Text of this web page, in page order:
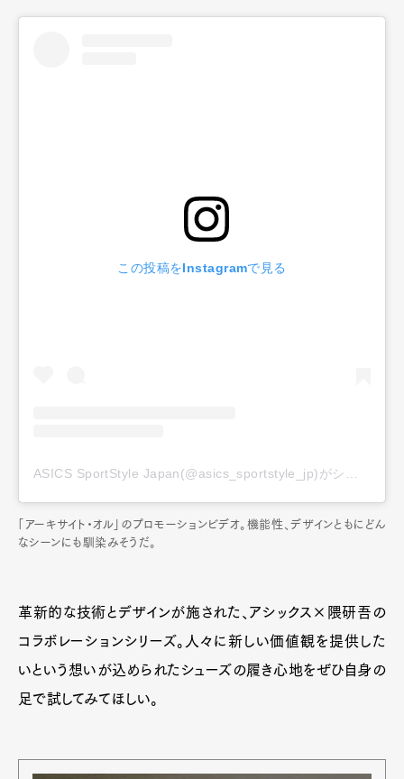
この投稿をInstagramで見る
「アーキサイト・オル」のプロモーションビデオ。機能性、デザインともにどん
なシーンにも馴染みそうだ。
革新的な技術とデザインが施された、アシックス×隈研吾の
コラボレーションシリーズ。人々に新しい価値観を提供した
いという想いが込められたシューズの履き心地をぜひ自身の
足で試してみてほしい。